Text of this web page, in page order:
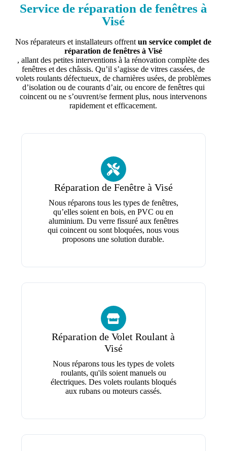
Service de réparation de fenêtres à
Visé
Nos réparateurs et installateurs offrentun service complet de
réparation de fenêtres à Visé
, allant des petites interventions à la rénovation complète des
fenêtres et des châssis. Qu’il s’agisse de vitres cassées, de
volets roulants défectueux, de charnières usées, de problèmes
d’isolation ou de courants d’air, ou encore de fenêtres qui
coincent ou ne s’ouvrent/se ferment plus, nous intervenons
rapidement et efficacement.
Réparation de Fenêtre à Visé
Nous réparons tous les types de fenêtres,
qu’elles soient en bois, en PVC ou en
aluminium. Du verre fissuré aux fenêtres
qui coincent ou sont bloquées, nous vous
proposons une solution durable.
Réparation de Volet Roulant à
Visé
Nous réparons tous les types de volets
roulants, qu'ils soient manuels ou
électriques. Des volets roulants bloqués
aux rubans ou moteurs cassés.